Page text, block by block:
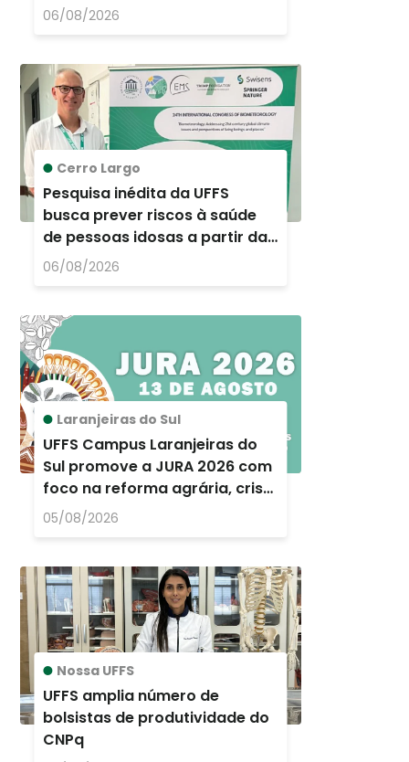
Chapecó
06/08/2026
Cerro Largo
Pesquisa inédita da UFFS
busca prever riscos à saúde
de pessoas idosas a partir das
condições do tempo e do
06/08/2026
Laranjeiras do Sul
UFFS Campus Laranjeiras do
Sul promove a JURA 2026 com
foco na reforma agrária, crise
ambiental e memória histórica
05/08/2026
Nossa UFFS
UFFS amplia número de
bolsistas de produtividade do
CNPq